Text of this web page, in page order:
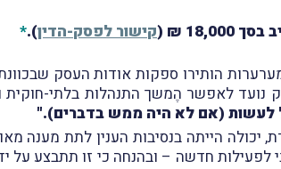
₪
(קישור לפסק-הדין).
*
הותירו ספקות אודות העסק
נועד לאפשר הֶמשך התנהלות בלתי-חוקית
לעשות (אם לא היה ממש בדברים)."
הייתה בנסיבות הענין לתת מענה
לפעילות חדשה – ובהנחה כי זו תתבצע על